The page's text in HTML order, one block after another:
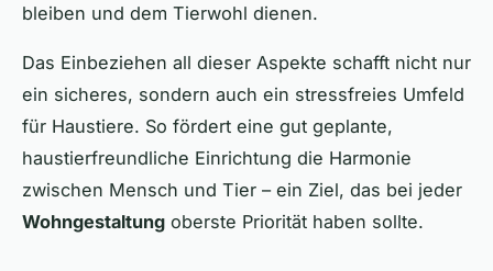
bleiben und dem Tierwohl dienen.
Das Einbeziehen all dieser Aspekte schafft nicht nur
ein sicheres, sondern auch ein stressfreies Umfeld
für Haustiere. So fördert eine gut geplante,
haustierfreundliche Einrichtung die Harmonie
zwischen Mensch und Tier – ein Ziel, das bei jeder
Wohngestaltung oberste Priorität haben sollte.